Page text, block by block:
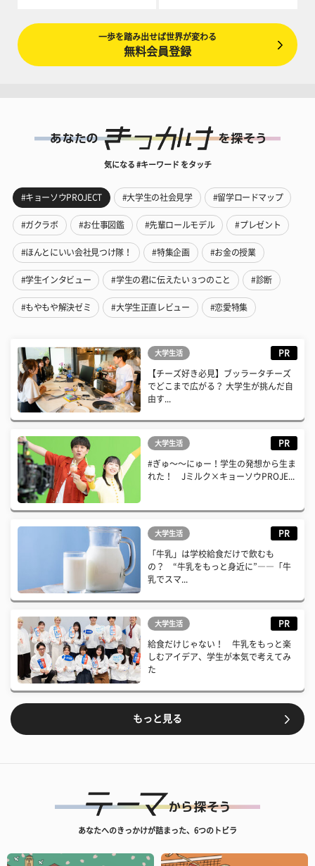
一歩を踏み出せば世界が変わる
無料会員登録
気になる #キーワード をタッチ
#キョーソウPROJECT #大学生の社会見学 #留学ロードマップ
#ガクラボ #お仕事図鑑 #先輩ロールモデル #プレゼント
#ほんとにいい会社見つけ隊！ #特集企画 #お金の授業
#学生インタビュー #学生の君に伝えたい３つのこと #診断
#もやもや解決ゼミ #大学生正直レビュー #恋愛特集
大学生活 PR
【チーズ好き必見】ブッラータチーズ
でどこまで広がる？ 大学生が挑んだ自
由す...
大学生活 PR
#ぎゅ〜〜にゅー！学生の発想から生ま
れた！ Jミルク×キョーソウPROJE...
大学生活 PR
「牛乳」は学校給食だけで飲むも
の？ “牛乳をもっと身近に”――「牛
乳でスマ...
大学生活 PR
給食だけじゃない！ 牛乳をもっと楽
しむアイデア、学生が本気で考えてみ
た
もっと見る
あなたへのきっかけが詰まった、6つのトビラ